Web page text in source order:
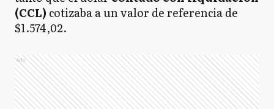
(CCL) cotizaba a un valor de referencia de
$1.574,02.
Ads